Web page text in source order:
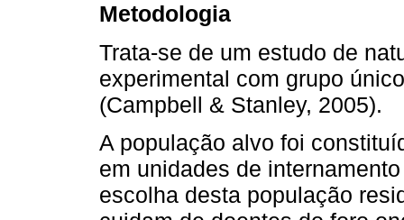
Metodologia
Trata-se de um estudo de
experimental com grupo
(Campbell & Stanley, 2005).
A população alvo foi
em unidades de
escolha desta população